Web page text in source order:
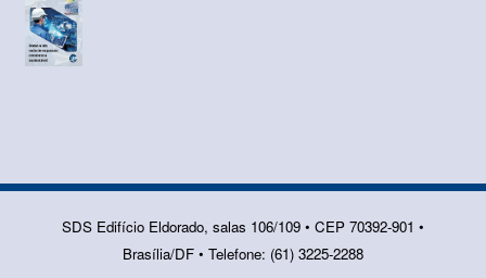
SDS Edifício Eldorado, salas 106/109 • CEP 70392-901 •
Brasília/DF • Telefone: (61) 3225-2288